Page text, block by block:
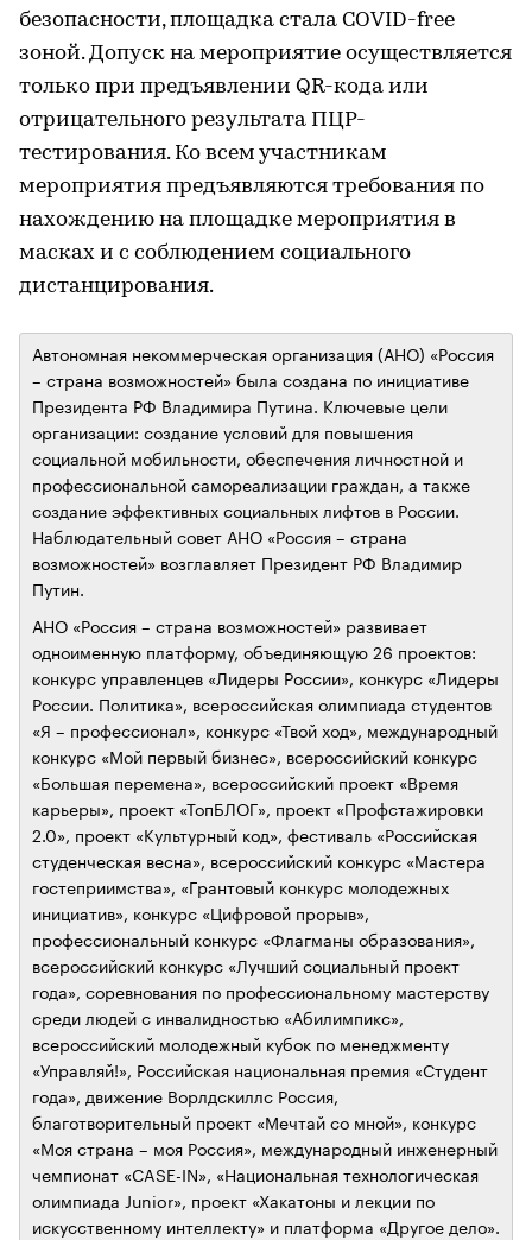
безопасности, площадка стала COVID-free
зоной. Допуск на мероприятие осуществляется
только при предъявлении QR-кода или
отрицательного результата ПЦР-
тестирования. Ко всем участникам
мероприятия предъявляются требования по
нахождению на площадке мероприятия в
масках и с соблюдением социального
дистанцирования.
Автономная некоммерческая организация (АНО) «Россия
– страна возможностей» была создана по инициативе
Президента РФ Владимира Путина. Ключевые цели
организации: создание условий для повышения
социальной мобильности, обеспечения личностной и
профессиональной самореализации граждан, а также
создание эффективных социальных лифтов в России.
Наблюдательный совет АНО «Россия – страна
возможностей» возглавляет Президент РФ Владимир
Путин.
АНО «Россия – страна возможностей» развивает
одноименную платформу, объединяющую 26 проектов:
конкурс управленцев «Лидеры России», конкурс «Лидеры
России. Политика», всероссийская олимпиада студентов
«Я – профессионал», конкурс «Твой ход», международный
конкурс «Мой первый бизнес», всероссийский конкурс
«Большая перемена», всероссийский проект «Время
карьеры», проект «ТопБЛОГ», проект «Профстажировки
2.0», проект «Культурный код», фестиваль «Российская
студенческая весна», всероссийский конкурс «Мастера
гостеприимства», «Грантовый конкурс молодежных
инициатив», конкурс «Цифровой прорыв»,
профессиональный конкурс «Флагманы образования»,
всероссийский конкурс «Лучший социальный проект
года», соревнования по профессиональному мастерству
среди людей с инвалидностью «Абилимпикс»,
всероссийский молодежный кубок по менеджменту
«Управляй!», Российская национальная премия «Студент
года», движение Ворлдскиллс Россия,
благотворительный проект «Мечтай со мной», конкурс
«Моя страна – моя Россия», международный инженерный
чемпионат «CASE-IN», «Национальная технологическая
олимпиада Junior», проект «Хакатоны и лекции по
искусственному интеллекту» и платформа «Другое дело».